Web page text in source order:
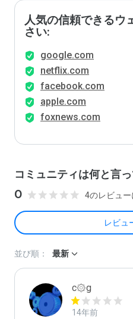
人気の信頼できるウ
さい:
google.com
netflix.com
facebook.com
apple.com
foxnews.com
コミュニティは何と言
0 4のレビュー
レビュ
並び順： 最新
c۞g
14年前